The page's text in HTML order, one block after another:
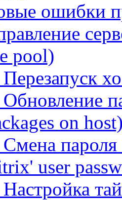
ошибки
pool)
on
пароля
user